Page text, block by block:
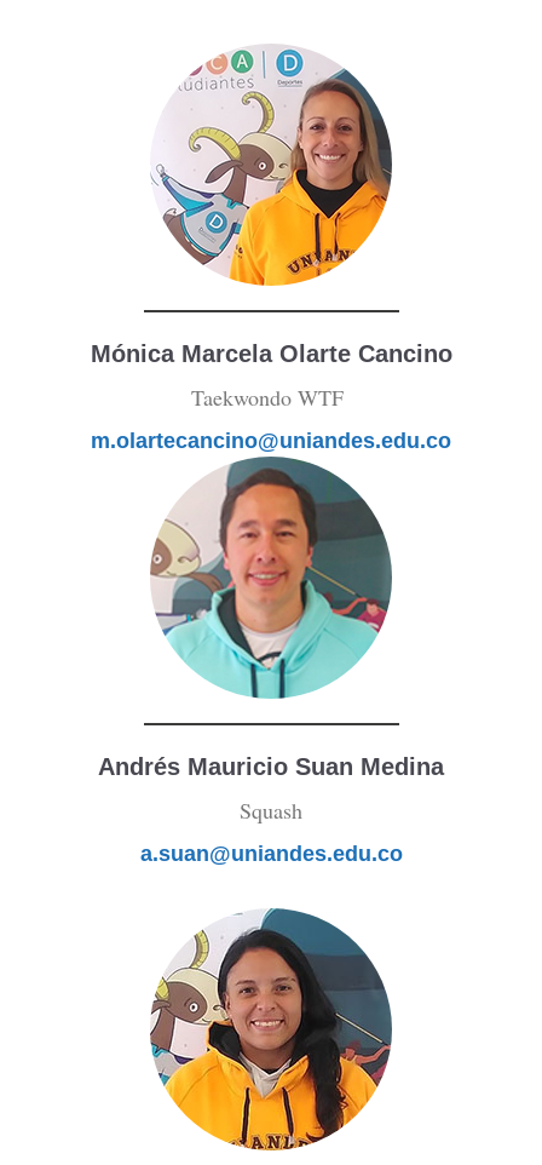
Mónica Marcela Olarte Cancino
Taekwondo WTF
m.olartecancino@uniandes.edu.co
Andrés Mauricio Suan Medina
Squash
a.suan@uniandes.edu.co